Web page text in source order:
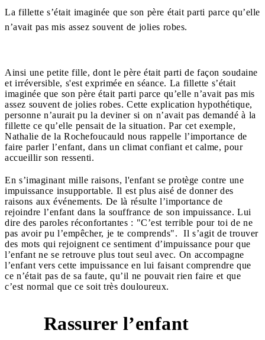
La fillette s’était imaginée que son père était parti parce qu’elle
n’avait pas mis assez souvent de jolies robes.
Ainsi une petite fille, dont le père était parti de façon soudaine
et irréversible, s'est exprimée en séance. La fillette s’était
imaginée que son père était parti parce qu’elle n’avait pas mis
assez souvent de jolies robes. Cette explication hypothétique,
personne n’aurait pu la deviner si on n’avait pas demandé à la
fillette ce qu’elle pensait de la situation. Par cet exemple,
Nathalie de la Rochefoucauld nous rappelle l’importance de
faire parler l’enfant, dans un climat confiant et calme, pour
accueillir son ressenti.
En s’imaginant mille raisons, l'enfant se protège contre une
impuissance insupportable. Il est plus aisé de donner des
raisons aux événements. De là résulte l’importance de
rejoindre l’enfant dans la souffrance de son impuissance. Lui
dire des paroles réconfortantes : "C’est terrible pour toi de ne
pas avoir pu l’empêcher, je te comprends". Il s’agit de trouver
des mots qui rejoignent ce sentiment d’impuissance pour que
l’enfant ne se retrouve plus tout seul avec. On accompagne
l’enfant vers cette impuissance en lui faisant comprendre que
ce n’était pas de sa faute, qu’il ne pouvait rien faire et que
c’est normal que ce soit très douloureux.
Rassurer l’enfant